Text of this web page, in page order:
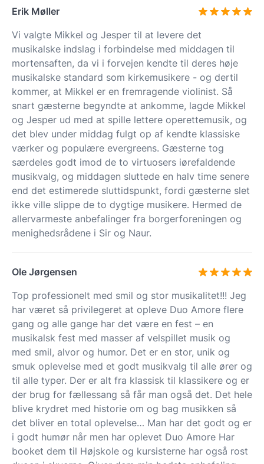
Erik Møller
Vi valgte Mikkel og Jesper til at levere det
musikalske indslag i forbindelse med middagen til
mortensaften, da vi i forvejen kendte til deres høje
musikalske standard som kirkemusikere - og dertil
kommer, at Mikkel er en fremragende violinist. Så
snart gæsterne begyndte at ankomme, lagde Mikkel
og Jesper ud med at spille lettere operettemusik, og
det blev under middag fulgt op af kendte klassiske
værker og populære evergreens. Gæsterne tog
særdeles godt imod de to virtuosers iørefaldende
musikvalg, og middagen sluttede en halv time senere
end det estimerede sluttidspunkt, fordi gæsterne slet
ikke ville slippe de to dygtige musikere. Hermed de
allervarmeste anbefalinger fra borgerforeningen og
menighedsrådene i Sir og Naur.
Ole Jørgensen
Top professionelt med smil og stor musikalitet!!! Jeg
har været så privilegeret at opleve Duo Amore flere
gang og alle gange har det være en fest – en
musikalsk fest med masser af velspillet musik og
med smil, alvor og humor. Det er en stor, unik og
smuk oplevelse med et godt musikvalg til alle ører og
til alle typer. Der er alt fra klassisk til klassikere og er
der brug for fællessang så får man også det. Det hele
blive krydret med historie om og bag musikken så
det bliver en total oplevelse… Man har det godt og er
i godt humør når men har oplevet Duo Amore Har
booket dem til Højskole og kursisterne har også rost